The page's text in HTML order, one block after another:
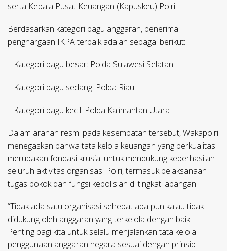
serta Kepala Pusat Keuangan (Kapuskeu) Polri.
Berdasarkan kategori pagu anggaran, penerima
penghargaan IKPA terbaik adalah sebagai berikut:
– Kategori pagu besar: Polda Sulawesi Selatan
– Kategori pagu sedang: Polda Riau
– Kategori pagu kecil: Polda Kalimantan Utara
Dalam arahan resmi pada kesempatan tersebut, Wakapolri
menegaskan bahwa tata kelola keuangan yang berkualitas
merupakan fondasi krusial untuk mendukung keberhasilan
seluruh aktivitas organisasi Polri, termasuk pelaksanaan
tugas pokok dan fungsi kepolisian di tingkat lapangan.
“Tidak ada satu organisasi sehebat apa pun kalau tidak
didukung oleh anggaran yang terkelola dengan baik.
Penting bagi kita untuk selalu menjalankan tata kelola
penggunaan anggaran negara sesuai dengan prinsip-